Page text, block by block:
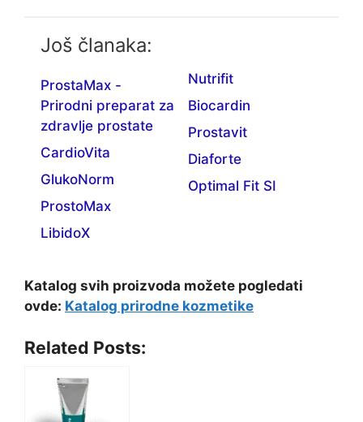
Još članaka:
ProstaMax -
Prirodni preparat za
zdravlje prostate
CardioVita
GlukoNorm
ProstoMax
LibidoX
Nutrifit
Biocardin
Prostavit
Diaforte
Optimal Fit SI
Katalog svih proizvoda možete pogledati
ovde: Katalog prirodne kozmetike
Related Posts: